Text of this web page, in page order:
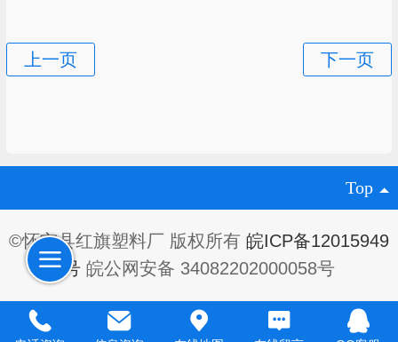
Top
©怀宁县红旗塑料厂 版权所有 皖ICP备12015949
号 皖公网安备 34082202000058号